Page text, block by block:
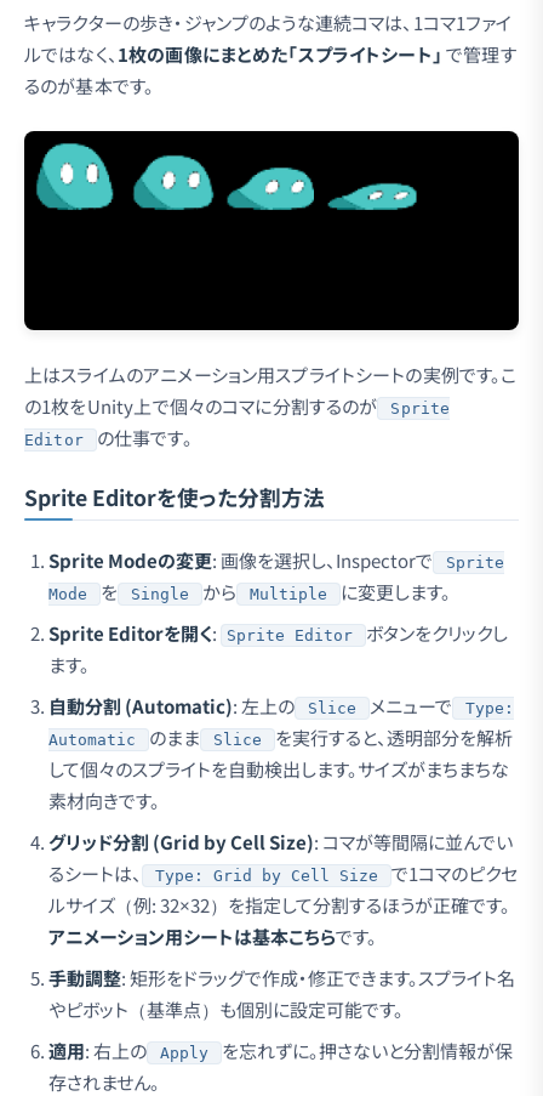
キャラクターの歩き・ジャンプのような連続コマは、1コマ1ファイ
ルではなく、1枚の画像にまとめた「スプライトシート」 で管理す
るのが基本です。
上はスライムのアニメーション用スプライトシートの実例です。こ
の1枚をUnity上で個々のコマに分割するのが
Sprite
Editor
の仕事です。
Sprite Editorを使った分割方法
Sprite Modeの変更: 画像を選択し、Inspectorで
Sprite
Mode
を Single から Multiple
に変更します。
Sprite Editorを開く: Sprite Editor
ボタンをクリックし
ます。
自動分割 (Automatic): 左上の Slice メニューで
Type:
Automatic
のまま Slice
を実行すると、透明部分を解析
して個々のスプライトを自動検出します。サイズがまちまちな
素材向きです。
グリッド分割 (Grid by Cell Size): コマが等間隔に並んでい
るシートは、
Type: Grid by Cell Size
で1コマのピクセ
ルサイズ（例: 32×32）を指定して分割するほうが正確です。
アニメーション用シートは基本こちらです。
手動調整: 矩形をドラッグで作成・修正できます。スプライト名
やピボット（基準点）も個別に設定可能です。
適用: 右上の Apply
を忘れずに。押さないと分割情報が保
存されません。